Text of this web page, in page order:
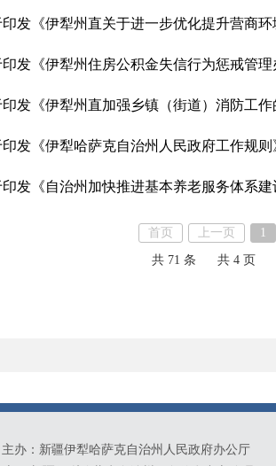
印发《伊犁州直关于进一步优化提升营商
印发《伊犁州住房公积金失信行为惩戒管
印发《伊犁州直加强乡镇（街道）消防工
印发《伊犁哈萨克自治州人民政府工作规则
首页 上一页 1
共 71 条 共 4 页
办：新疆伊犁哈萨克自治州人民政府办公厅